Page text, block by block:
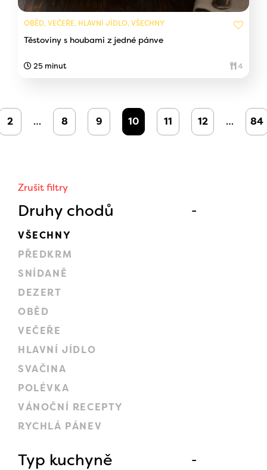
Zrušit filtry
Druhy chodů
VŠECHNY
PŘEDKRM
SNÍDANĚ
DEZERT
OBĚD
VEČEŘE
HLAVNÍ JÍDLO
SVAČINA
POLÉVKA
VÁNOČNÍ RECEPTY
RYCHLÁ PÁNEV
Typ kuchyně
OBĚD, VEČEŘE, HLAVNÍ JÍDLO, VŠECHNY
Těstoviny s houbami z jedné pánve
25 minut 4
2 … 8 9 10 11 12 … 84